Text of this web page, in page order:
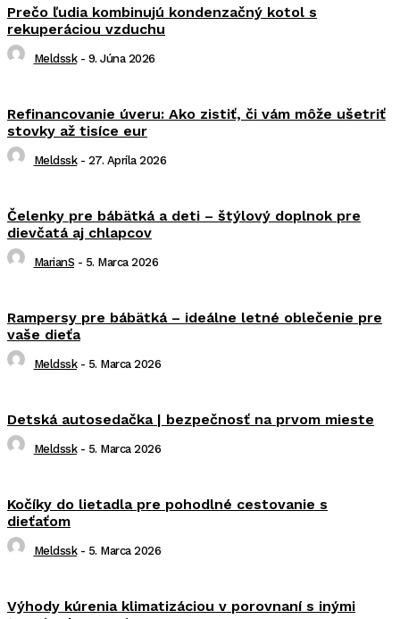
Prečo ľudia kombinujú kondenzačný kotol s
rekuperáciou vzduchu
Meldssk - 9. Júna 2026
Refinancovanie úveru: Ako zistiť, či vám môže ušetriť
stovky až tisíce eur
Meldssk - 27. Apríla 2026
Čelenky pre bábätká a deti – štýlový doplnok pre
dievčatá aj chlapcov
MarianS - 5. Marca 2026
Rampersy pre bábätká – ideálne letné oblečenie pre
vaše dieťa
Meldssk - 5. Marca 2026
Detská autosedačka | bezpečnosť na prvom mieste
Meldssk - 5. Marca 2026
Kočíky do lietadla pre pohodlné cestovanie s
dieťaťom
Meldssk - 5. Marca 2026
Výhody kúrenia klimatizáciou v porovnaní s inými